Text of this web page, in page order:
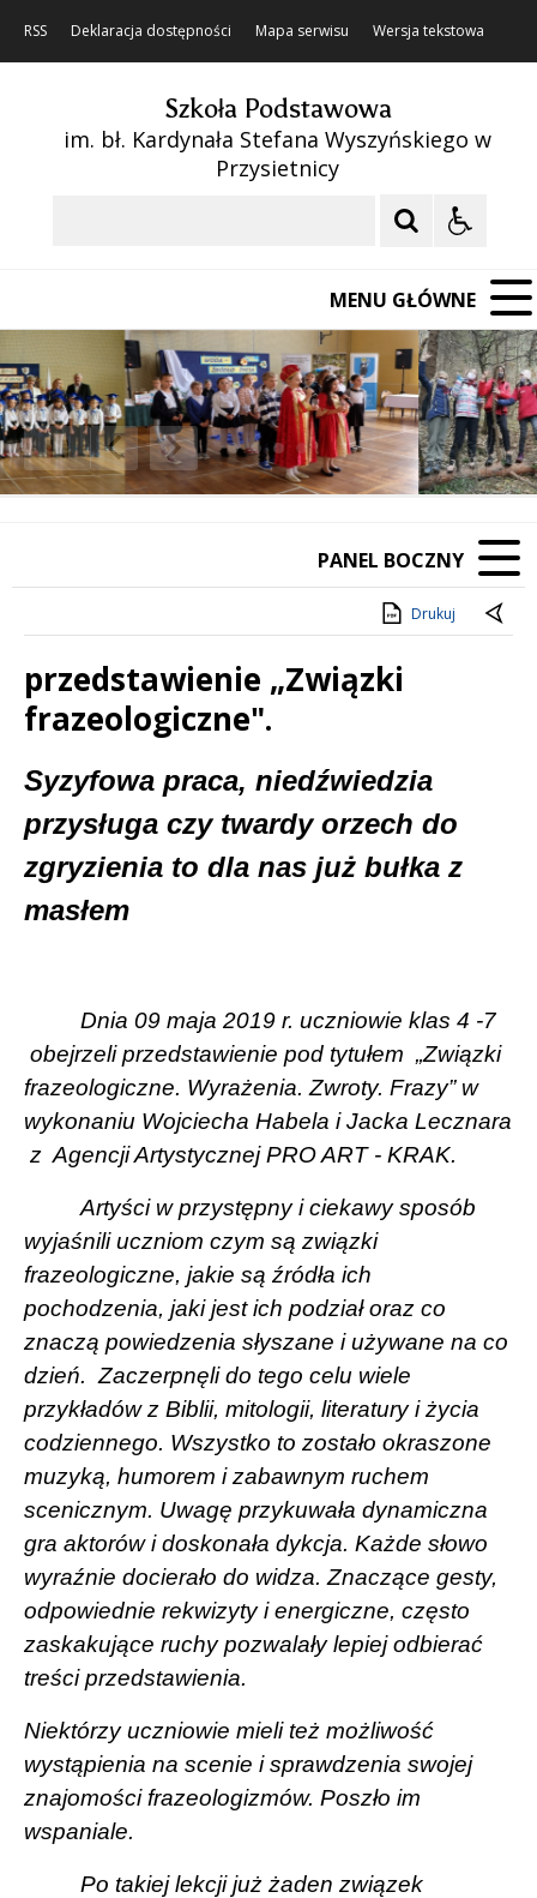
RSS Deklaracja dostępności Mapa serwisu Wersja tekstowa
Szkoła Podstawowa
im. bł. Kardynała Stefana Wyszyńskiego w
Przysietnicy
MENU GŁÓWNE
Poprzedni Element
Następny Element
❚❚
PANEL BOCZNY
Drukuj
przedstawienie „Związki
frazeologiczne".
Treść
Syzyfowa praca, niedźwiedzia
przysługa czy twardy orzech do
zgryzienia to dla nas już bułka z
masłem
Dnia 09 maja 2019 r. uczniowie klas 4 -7
obejrzeli przedstawienie pod tytułem „Związki
frazeologiczne. Wyrażenia. Zwroty. Frazy” w
wykonaniu Wojciecha Habela i Jacka Lecznara
z Agencji Artystycznej PRO ART - KRAK.
Artyści w przystępny i ciekawy sposób
wyjaśnili uczniom czym są związki
frazeologiczne, jakie są źródła ich
pochodzenia, jaki jest ich podział oraz co
znaczą powiedzenia słyszane i używane na co
dzień. Zaczerpnęli do tego celu wiele
przykładów z Biblii, mitologii, literatury i życia
codziennego. Wszystko to zostało okraszone
muzyką, humorem i zabawnym ruchem
scenicznym. Uwagę przykuwała dynamiczna
gra aktorów i doskonała dykcja. Każde słowo
wyraźnie docierało do widza. Znaczące gesty,
odpowiednie rekwizyty i energiczne, często
zaskakujące ruchy pozwalały lepiej odbierać
treści przedstawienia.
Niektórzy uczniowie mieli też możliwość
wystąpienia na scenie i sprawdzenia swojej
znajomości frazeologizmów. Poszło im
wspaniale.
Po takiej lekcji już żaden związek